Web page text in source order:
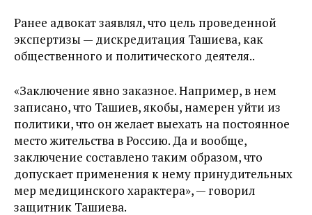
Ранее адвокат заявлял, что цель проведенной
экспертизы — дискредитация Ташиева, как
общественного и политического деятеля..
«Заключение явно заказное. Например, в нем
записано, что Ташиев, якобы, намерен уйти из
политики, что он желает выехать на постоянное
место жительства в Россию. Да и вообще,
заключение составлено таким образом, что
допускает применения к нему принудительных
мер медицинского характера», — говорил
защитник Ташиева.